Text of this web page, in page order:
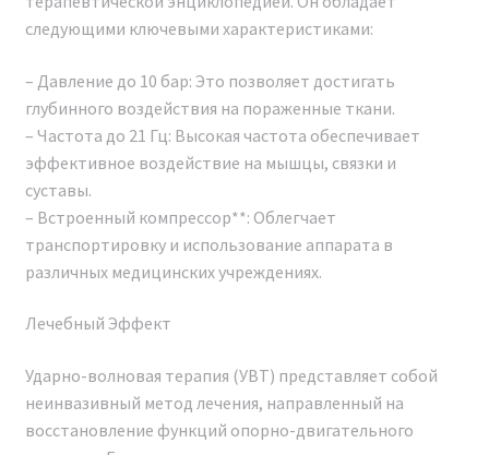
воспользоваться функцией NFC-чипа,
расположенного обычно над экраном устройства.
Если аппарат является оригинальным, на экране
смартфона появится зеленая галочка, что будет
свидетельствовать об его подлинности и
соответствии заявленным характеристикам.
следующими ключевыми характеристиками:
– Давление до 10 бар: Это позволяет достигать
глубинного воздействия на пораженные ткани.
– Частота до 21 Гц: Высокая частота обеспечивает
эффективное воздействие на мышцы, связки и
суставы.
– Встроенный компрессор**: Облегчает
транспортировку и использование аппарата в
различных медицинских учреждениях.
Лечебный Эффект
Ударно-волновая терапия (УВТ) представляет собой
неинвазивный метод лечения, направленный на
восстановление функций опорно-двигательного